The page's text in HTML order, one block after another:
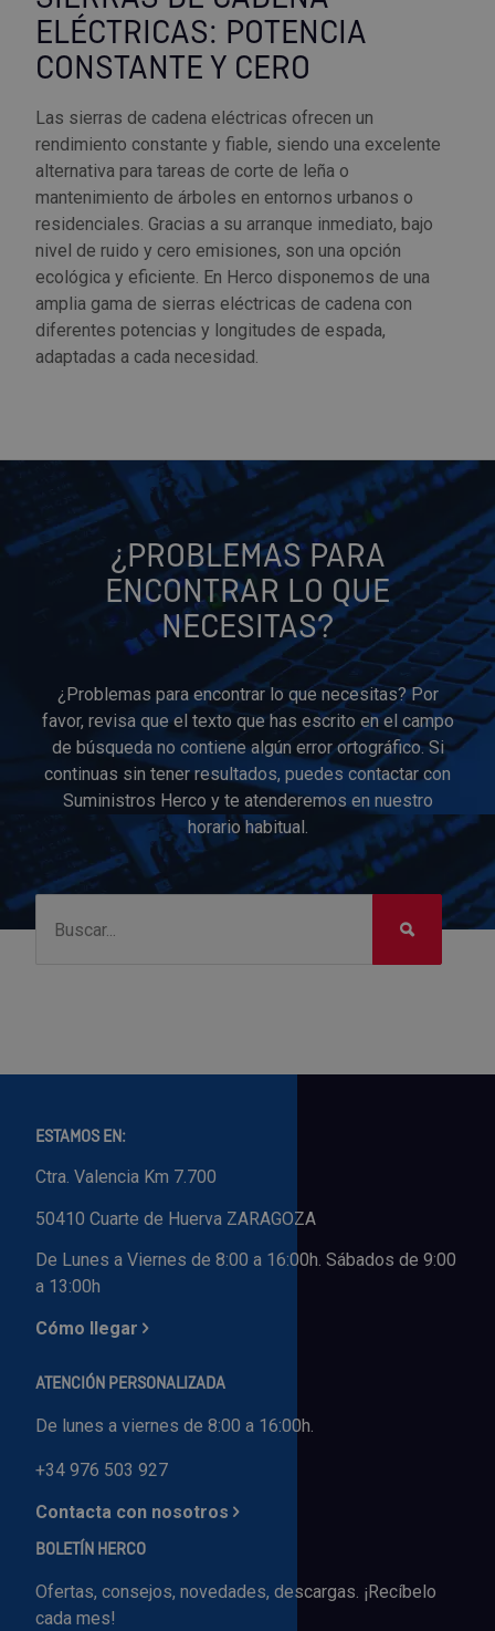
ELÉCTRICAS: POTENCIA
CONSTANTE Y CERO
Las sierras de cadena eléctricas ofrecen un
rendimiento constante y fiable, siendo una excelente
alternativa para tareas de corte de leña o
mantenimiento de árboles en entornos urbanos o
residenciales. Gracias a su arranque inmediato, bajo
nivel de ruido y cero emisiones, son una opción
ecológica y eficiente. En Herco disponemos de una
amplia gama de sierras eléctricas de cadena con
diferentes potencias y longitudes de espada,
adaptadas a cada necesidad.
¿PROBLEMAS PARA
ENCONTRAR LO QUE
NECESITAS?
¿Problemas para encontrar lo que necesitas? Por
favor, revisa que el texto que has escrito en el campo
de búsqueda no contiene algún error ortográfico. Si
continuas sin tener resultados, puedes contactar con
Suministros Herco y te atenderemos en nuestro
horario habitual.
ESTAMOS EN:
Ctra. Valencia Km 7.700
50410 Cuarte de Huerva ZARAGOZA
De Lunes a Viernes de 8:00 a 16:00h. Sábados de 9:00
a 13:00h
Cómo llegar
ATENCIÓN PERSONALIZADA
De lunes a viernes de 8:00 a 16:00h.
+34 976 503 927
Contacta con nosotros
BOLETÍN HERCO
Ofertas, consejos, novedades, descargas. ¡Recíbelo
cada mes!